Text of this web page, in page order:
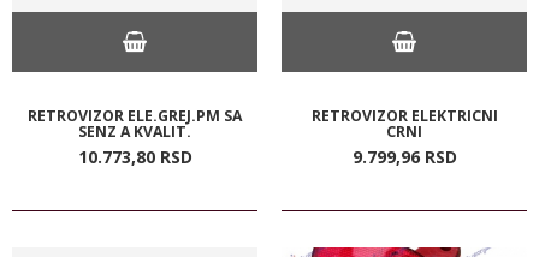
RETROVIZOR ELE.GREJ.PM SA
SENZ A KVALIT.
10.773,80 RSD
RETROVIZOR ELEKTRICNI
CRNI
9.799,96 RSD